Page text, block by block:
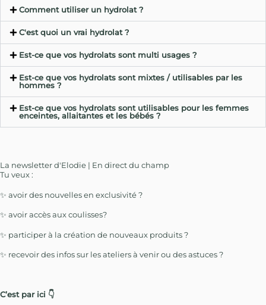
Comment utiliser un hydrolat ?
C'est quoi un vrai hydrolat ?
Est-ce que vos hydrolats sont multi usages ?
Est-ce que vos hydrolats sont mixtes / utilisables par les
hommes ?
Est-ce que vos hydrolats sont utilisables pour les femmes
enceintes, allaitantes et les bébés ?
La newsletter d'Elodie | En direct du champ
Tu veux :
✨ avoir des nouvelles en exclusivité ?
✨ avoir accès aux coulisses?
✨ participer à la création de nouveaux produits ?
✨ recevoir des infos sur les ateliers à venir ou des astuces ?
C’est par ici 👇